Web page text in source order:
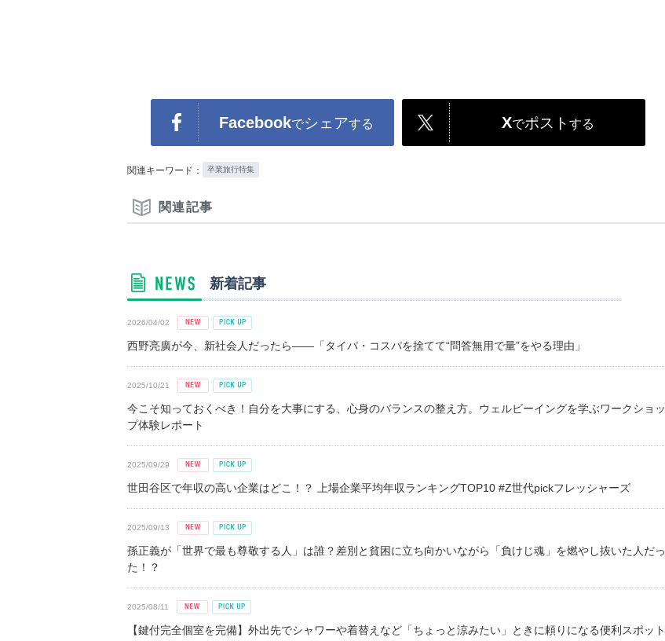
Facebookでシェアする Xでポスト する
関連キーワード： 卒業旅行特集
関連記事
新着記事
2026/04/02
西野亮廣が今、新社会人だったら――「タイパ・コスパを捨てて“問答無用で量”をやる理由」
2025/10/21
今こそ知っておくべき！自分を大事にする、心身のバランスの整え方。ウェルビーイングを学ぶワークショッ
プ体験レポート
2025/09/29
世田谷区で年収の高い企業はどこ！？ 上場企業平均年収ランキングTOP10 #Z世代pickフレッシャーズ
2025/09/13
孫正義が「世界で最も尊敬する人」は誰？差別と貧困に立ち向かいながら「負けじ魂」を燃やし抜いた人だっ
た！？
2025/08/11
【鍵付完全個室を完備】外出先でシャワーや着替えなど「ちょっと涼みたい」ときに頼りになる便利スポット